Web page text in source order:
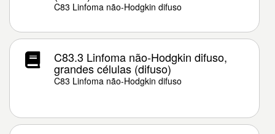
C83 Linfoma não-Hodgkin difuso
C83.3 Linfoma não-Hodgkin difuso,
grandes células (difuso)
C83 Linfoma não-Hodgkin difuso